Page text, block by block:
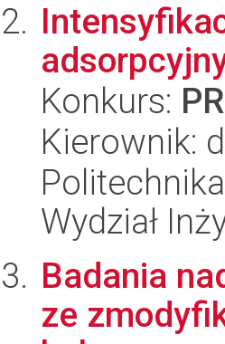
Konkurs:
Kierownik:
Wydział
Badania
ze